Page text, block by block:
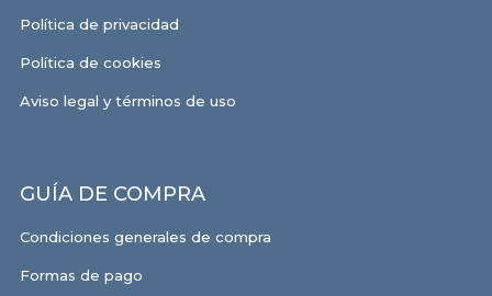
Política de privacidad
Política de cookies
Aviso legal y términos de uso
GUÍA DE COMPRA
Condiciones generales de compra
Formas de pago